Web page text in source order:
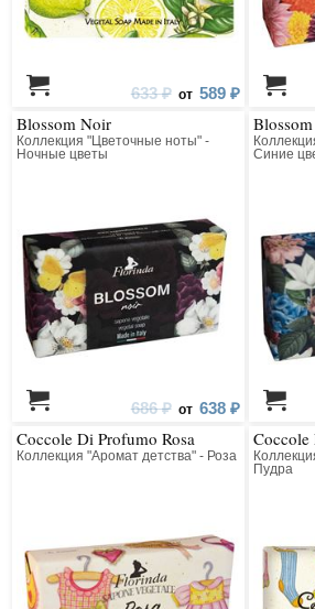
633 ₽ от 589 ₽
Blossom Noir
Коллекция "Цветочные ноты" -
Ночные цветы
686 ₽ от 638 ₽
Синие
Coccole Di Profumo Rosa
Коллекция "Аромат детства" - Роза
Coccole
Пудра